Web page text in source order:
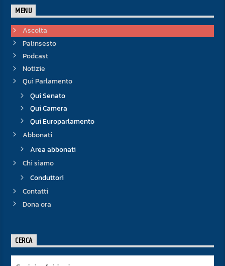
MENU
Ascolta
Palinsesto
Podcast
Notizie
Qui Parlamento
Qui Senato
Qui Camera
Qui Europarlamento
Abbonati
Area abbonati
Chi siamo
Conduttori
Contatti
Dona ora
CERCA